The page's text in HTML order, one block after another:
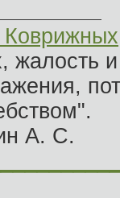
жалость
А. С.